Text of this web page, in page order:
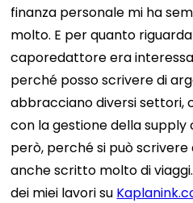
finanza personale mi ha
molto. E per quanto
caporedattore era
perché posso scrivere di
abbracciano diversi settori,
con la gestione della supply
però, perché si può scrivere
anche scritto molto di
dei miei lavori su